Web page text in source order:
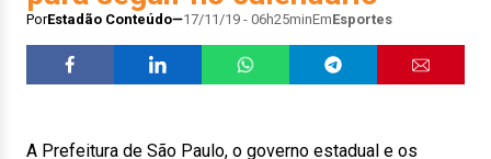
PorEstadão Conteúdo 17/11/19 - 06h25minEmEsportes
A Prefeitura de São Paulo, o governo estadual e os